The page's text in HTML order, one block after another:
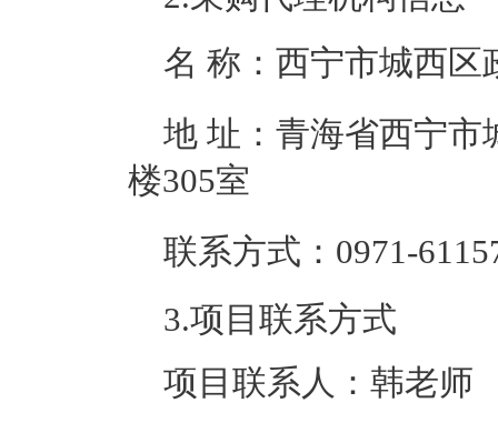
名 称： 西宁市城西区
地 址： 青海省西宁市
楼305室
联系方式： 0971-
3.项目联系方式
项目联系人： 韩老师